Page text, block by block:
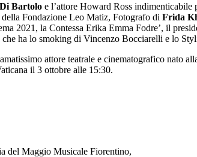
Bartolo e l’attore Howard Ross
Fondazione Leo Matiz, Fotografo di Frida
2021, la Contessa Erika Emma Fodre’, il
ha lo smoking di Vincenzo Bocciarelli e lo
attore teatrale e cinematografico nato
il 3 ottobre alle 15:30.
del Maggio Musicale Fiorentino,